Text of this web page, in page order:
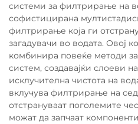
системи за филтрирање на
софистицирана
филтрирање која ги
загадувачи во водата. Овој
комбинира повеќе методи
систем, создавајќи слоеви
исклучителна чистота на
вклучува филтрирање на
отстрануваат поголемите
можат да запчаат